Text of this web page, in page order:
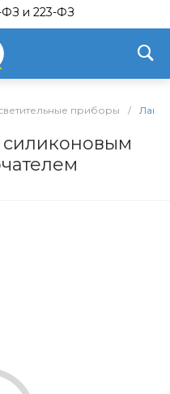
и 223-ФЗ
приборы /
силиконовым